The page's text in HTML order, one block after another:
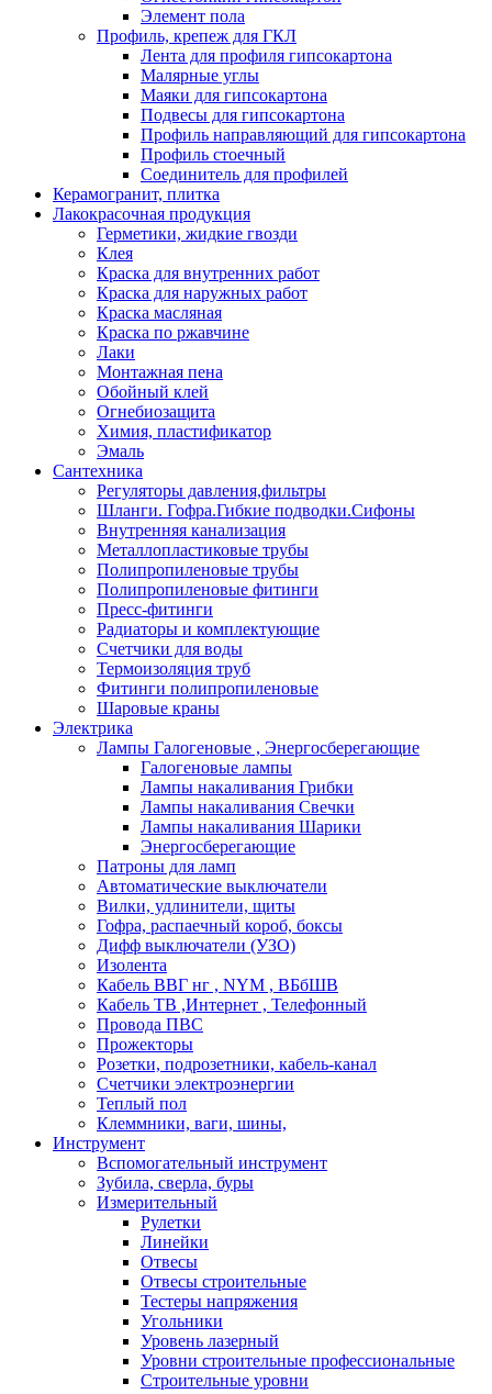
Элемент пола
Профиль, крепеж для ГКЛ
Лента для профиля гипсокартона
Малярные углы
Маяки для гипсокартона
Подвесы для гипсокартона
Профиль направляющий для гипсокартона
Профиль стоечный
Соединитель для профилей
Керамогранит, плитка
Лакокрасочная продукция
Герметики, жидкие гвозди
Клея
Краска для внутренних работ
Краска для наружных работ
Краска масляная
Краска по ржавчине
Лаки
Монтажная пена
Обойный клей
Огнебиозащита
Химия, пластификатор
Эмаль
Сантехника
Регуляторы давления,фильтры
Шланги. Гофра.Гибкие подводки.Сифоны
Внутренняя канализация
Металлопластиковые трубы
Полипропиленовые трубы
Полипропиленовые фитинги
Пресс-фитинги
Радиаторы и комплектующие
Счетчики для воды
Термоизоляция труб
Фитинги полипропиленовые
Шаровые краны
Электрика
Лампы Галогеновые , Энергосберегающие
Галогеновые лампы
Лампы накаливания Грибки
Лампы накаливания Свечки
Лампы накаливания Шарики
Энергосберегающие
Патроны для ламп
Автоматические выключатели
Вилки, удлинители, щиты
Гофра, распаечный короб, боксы
Дифф выключатели (УЗО)
Изолента
Кабель ВВГ нг , NYM , ВБбШВ
Кабель ТВ ,Интернет , Телефонный
Провода ПВС
Прожекторы
Розетки, подрозетники, кабель-канал
Счетчики электроэнергии
Теплый пол
Клеммники, ваги, шины,
Инструмент
Вспомогательный инструмент
Зубила, сверла, буры
Измерительный
Рулетки
Линейки
Отвесы
Отвесы строительные
Тестеры напряжения
Угольники
Уровень лазерный
Уровни строительные профессиональные
Строительные уровни